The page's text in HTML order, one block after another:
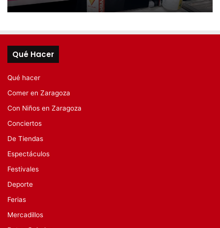
Qué Hacer
Qué hacer
Comer en Zaragoza
Con Niños en Zaragoza
Conciertos
De Tiendas
Espectáculos
Festivales
Deporte
Ferias
Mercadillos